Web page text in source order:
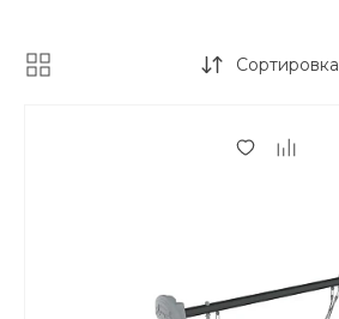
Сортировка